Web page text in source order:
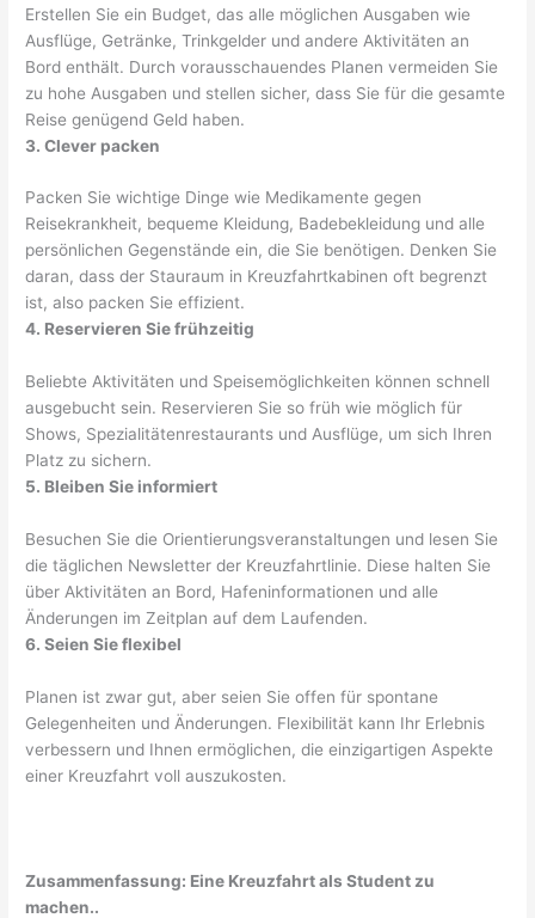
Erstellen Sie ein Budget, das alle möglichen Ausgaben wie
Ausflüge, Getränke, Trinkgelder und andere Aktivitäten an
Bord enthält. Durch vorausschauendes Planen vermeiden Sie
zu hohe Ausgaben und stellen sicher, dass Sie für die gesamte
Reise genügend Geld haben.
3. Clever packen
Packen Sie wichtige Dinge wie Medikamente gegen
Reisekrankheit, bequeme Kleidung, Badebekleidung und alle
persönlichen Gegenstände ein, die Sie benötigen. Denken Sie
daran, dass der Stauraum in Kreuzfahrtkabinen oft begrenzt
ist, also packen Sie effizient.
4. Reservieren Sie frühzeitig
Beliebte Aktivitäten und Speisemöglichkeiten können schnell
ausgebucht sein. Reservieren Sie so früh wie möglich für
Shows, Spezialitätenrestaurants und Ausflüge, um sich Ihren
Platz zu sichern.
5. Bleiben Sie informiert
Besuchen Sie die Orientierungsveranstaltungen und lesen Sie
die täglichen Newsletter der Kreuzfahrtlinie. Diese halten Sie
über Aktivitäten an Bord, Hafeninformationen und alle
Änderungen im Zeitplan auf dem Laufenden.
6. Seien Sie flexibel
Planen ist zwar gut, aber seien Sie offen für spontane
Gelegenheiten und Änderungen. Flexibilität kann Ihr Erlebnis
verbessern und Ihnen ermöglichen, die einzigartigen Aspekte
einer Kreuzfahrt voll auszukosten.
Zusammenfassung: Eine Kreuzfahrt als Student zu
machen..